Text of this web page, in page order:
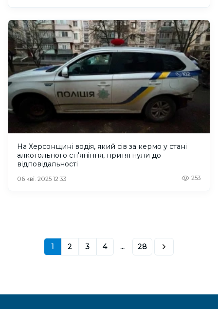
На Херсонщині водія, який сів за кермо у стані
алкогольного сп'яніння, притягнули до
відповідальності
06 кві. 2025 12:33 253
1 2 3 4 ... 28